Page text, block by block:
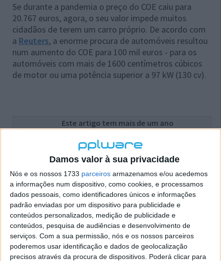
Damos valor à sua privacidade
Nós e os nossos 1733 parceiros armazenamos e/ou acedemos
a informações num dispositivo, como cookies, e processamos
dados pessoais, como identificadores únicos e informações
padrão enviadas por um dispositivo para publicidade e
conteúdos personalizados, medição de publicidade e
conteúdos, pesquisa de audiências e desenvolvimento de
serviços. Com a sua permissão, nós e os nossos parceiros
poderemos usar identificação e dados de geolocalização
precisos através da procura de dispositivos. Poderá clicar para
Se durante a pandemia o preço do COE caiu para
20.767 euros, agora, o seu valor impede muitos
cidadãos de terem um carro próprio. De acordo com
a Reuters, a enorme procura de automóveis resultou
num aumento do COE para 100 mil euros - para os
automóveis com mais de 1600 centímetros cúbicos
de motor ou uma potência superior a 97 kW (130 cv).
Este artigo tem mais de um ano
Acompanhe o Pplware no Google Notícias
Proponha uma correção, faça uma sugestão
Autor:Ana Sofia Neto
Tags: Automovel carro licença Singapura